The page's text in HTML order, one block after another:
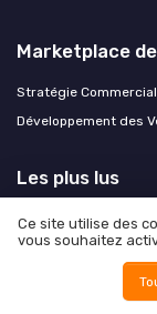
Marketplace
Stratégie
Développement des
Les plus lus
Le salaire du
Comment formuler
Use case def :
Ce site utilise des
vous souhaitez